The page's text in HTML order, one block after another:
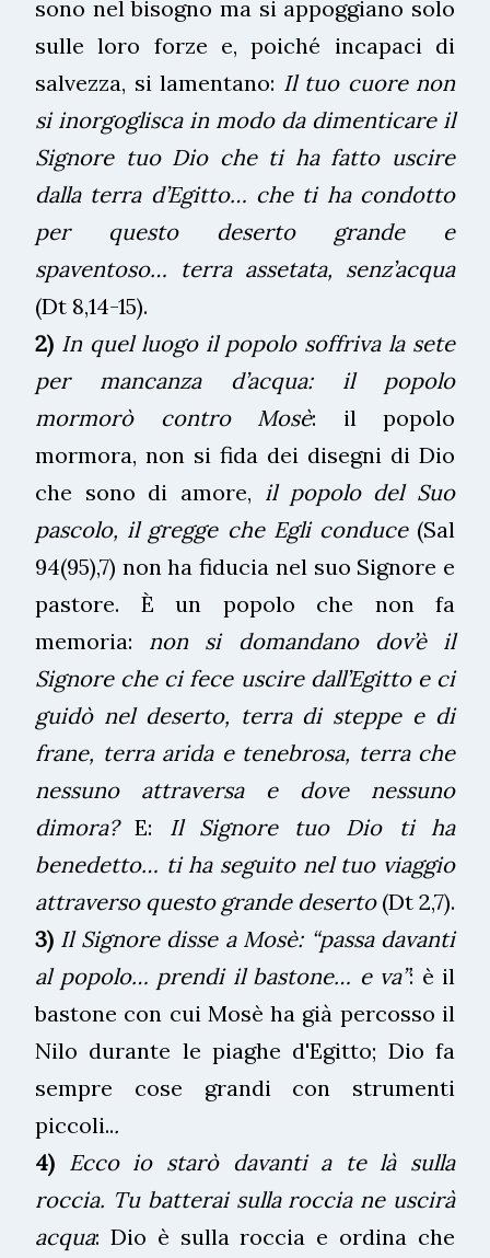
sono nel bisogno ma si appoggiano solo
sulle loro forze e, poiché incapaci di
salvezza, si lamentano: Il tuo cuore non
si inorgoglisca in modo da dimenticare il
Signore tuo Dio che ti ha fatto uscire
dalla terra d’Egitto… che ti ha condotto
per questo deserto grande e
spaventoso… terra assetata, senz’acqua
(Dt 8,14-15).
2) In quel luogo il popolo soffriva la sete
per mancanza d’acqua: il popolo
mormorò contro Mosè: il popolo
mormora, non si fida dei disegni di Dio
che sono di amore, il popolo del Suo
pascolo, il gregge che Egli conduce(Sal
94(95),7) non ha fiducia nel suo Signore e
pastore. È un popolo che non fa
memoria: non si domandano dov’è il
Signore che ci fece uscire dall’Egitto e ci
guidò nel deserto, terra di steppe e di
frane, terra arida e tenebrosa, terra che
nessuno attraversa e dove nessuno
dimora?E: Il Signore tuo Dio ti ha
benedetto… ti ha seguito nel tuo viaggio
attraverso questo grande deserto (Dt 2,7).
3) Il Signore disse a Mosè: “passa davanti
al popolo… prendi il bastone… e va”: è il
bastone con cui Mosè ha già percosso il
Nilo durante le piaghe d'Egitto; Dio fa
sempre cose grandi con strumenti
piccoli...
4) Ecco io starò davanti a te là sulla
roccia. Tu batterai sulla roccia ne uscirà
acqua: Dio è sulla roccia e ordina che